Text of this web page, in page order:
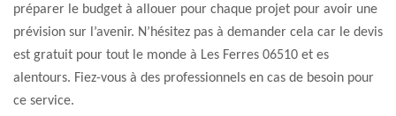
préparer le budget à allouer pour chaque projet pour avoir une
prévision sur l’avenir. N’hésitez pas à demander cela car le devis
est gratuit pour tout le monde à Les Ferres 06510 et es
alentours. Fiez-vous à des professionnels en cas de besoin pour
ce service.